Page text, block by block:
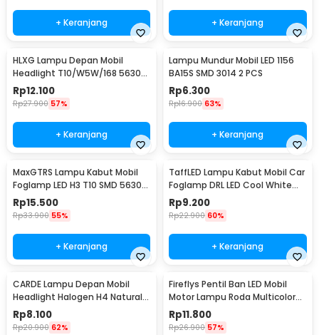
+ Keranjang + Keranjang
HLXG Lampu Depan Mobil
Headlight T10/W5W/168 5630
Cool White 5W 2 PCS
Rp12.100
Rp27.900 57%
+ Keranjang
Lampu Mundur Mobil LED 1156
BA15S SMD 3014 2 PCS
Rp6.300
Rp16.900 63%
+ Keranjang
MaxGTRS Lampu Kabut Mobil
Foglamp LED H3 T10 SMD 5630
Cool White 2 PCS - SMDWB
Rp15.500
Rp33.900 55%
+ Keranjang
TaffLED Lampu Kabut Mobil Car
Foglamp DRL LED Cool White
12V 8W 1 PCS - QC
Rp9.200
Rp22.900 60%
+ Keranjang
CARDE Lampu Depan Mobil
Headlight Halogen H4 Natural
White 100/90W 1PC - P43T
Rp8.100
Rp20.900 62%
Fireflys Pentil Ban LED Mobil
Motor Lampu Roda Multicolor
2PCS - AG10
Rp11.800
Rp26.900 57%